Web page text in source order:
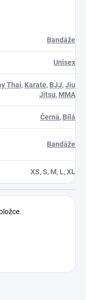
Bandáže
Unisex
Thai, Karate, BJJ,Jiu
Jitsu, MMA
Černá, Bílá
Bandáže
XS, S, M, L, XL